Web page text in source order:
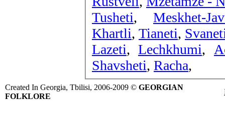
Tusheti, Meskhet-
Khartli, Tianeti,
Lazeti, Lechkhumi,
Shavsheti, Racha,
Created In Georgia, Tbilisi, 2006-2009 © GEORGIAN
FOLKLORE